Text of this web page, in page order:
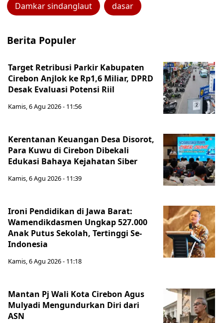
Damkar sindanglaut dasar
Berita Populer
Target Retribusi Parkir Kabupaten
Cirebon Anjlok ke Rp1,6 Miliar, DPRD
Desak Evaluasi Potensi Riil
Kamis, 6 Agu 2026 - 11:56
Kerentanan Keuangan Desa Disorot,
Para Kuwu di Cirebon Dibekali
Edukasi Bahaya Kejahatan Siber
Kamis, 6 Agu 2026 - 11:39
Ironi Pendidikan di Jawa Barat:
Wamendikdasmen Ungkap 527.000
Anak Putus Sekolah, Tertinggi Se-
Indonesia
Kamis, 6 Agu 2026 - 11:18
Mantan Pj Wali Kota Cirebon Agus
Mulyadi Mengundurkan Diri dari
ASN